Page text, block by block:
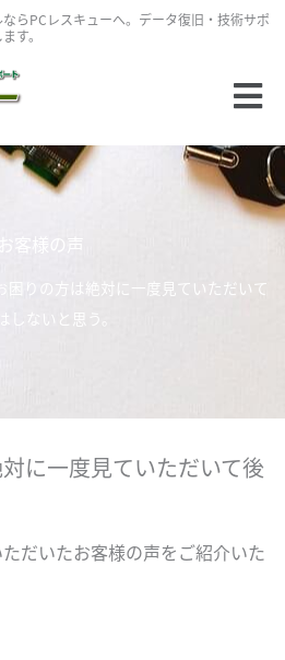
らPCレスキューへ。データ復旧・技術サポ
す。
Main
Menu
お客様の声
困りの方は絶対に一度見ていただいて
しないと思う。
に一度見ていただいて後
だいたお客様の声をご紹介いた